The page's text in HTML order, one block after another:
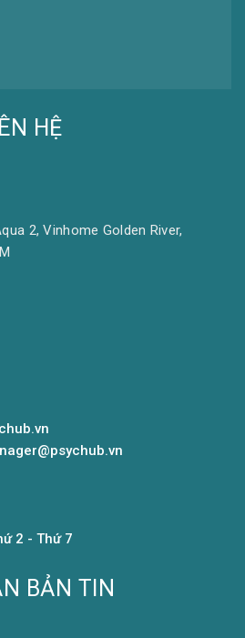
HỆ
2, Vinhome Golden River,
2 - Thứ 7
BẢN TIN